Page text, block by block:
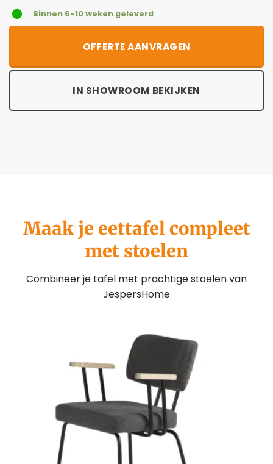
Binnen 6-10 weken geleverd
OFFERTE AANVRAGEN
IN SHOWROOM BEKIJKEN
Maak je eettafel compleet
met stoelen
Combineer je tafel met prachtige stoelen van
JespersHome